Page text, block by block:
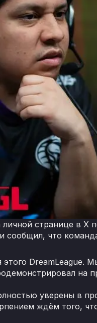
странице в X
сообщил, что
на
уверены в
ждём того,